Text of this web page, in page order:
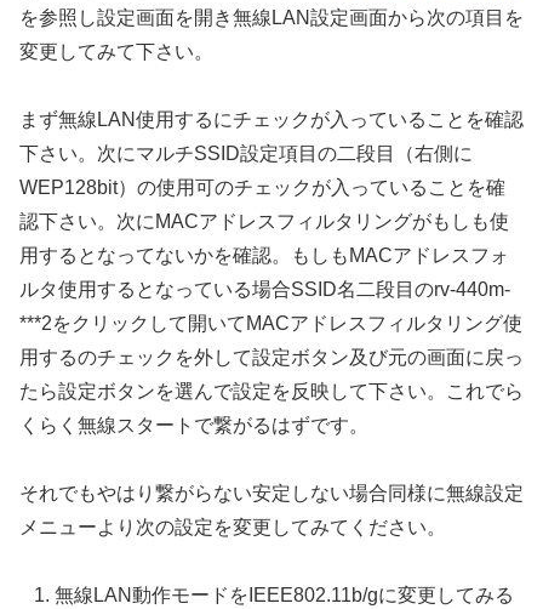
を参照し設定画面を開き無線LAN設定画面から次の項目を
変更してみて下さい。
まず無線LAN使用するにチェックが入っていることを確認
下さい。次にマルチSSID設定項目の二段目（右側に
WEP128bit）の使用可のチェックが入っていることを確
認下さい。次にMACアドレスフィルタリングがもしも使
用するとなってないかを確認。もしもMACアドレスフォ
ルタ使用するとなっている場合SSID名二段目のrv-440m-
***2をクリックして開いてMACアドレスフィルタリング使
用するのチェックを外して設定ボタン及び元の画面に戻っ
たら設定ボタンを選んで設定を反映して下さい。これでら
くらく無線スタートで繋がるはずです。
それでもやはり繋がらない安定しない場合同様に無線設定
メニューより次の設定を変更してみてください。
無線LAN動作モードをIEEE802.11b/gに変更してみる